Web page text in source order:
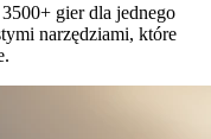
gier dla jednego
narzędziami, które